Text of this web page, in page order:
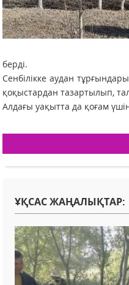
берді.
Сенбілікке аудан
қоқыстардан тазартылып,
Алдағы уақытта да қоғам
ҰҚСАС ЖАҢАЛЫҚТАР: